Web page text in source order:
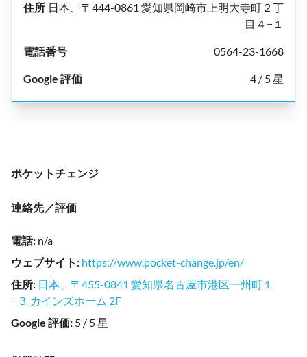
日本、〒444-0861 愛知県岡崎市上明大寺町２丁
目４−１
0564-23-1668
4 / 5 星
ポケットチェンジ
連絡先／評価
電話: n/a
ウェブサイト : https://www.pocket-change.jp/en/
住所: 日本、〒455-0841 愛知県名古屋市港区一州町１
−３ カインズホーム 2F
Google 評価: 5 / 5 星